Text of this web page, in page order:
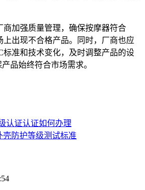
商加强质量管理，确保按摩器符合
上出现不合格产品。同时，厂商也应
标准和技术变化，及时调整产品的设
品始终符合市场需求。
认证认证如何办理
壳防护等级测试标准